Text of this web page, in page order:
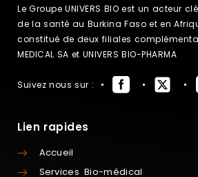
Le Groupe UNIVERS BIO est un acteur
de la santé au Burkina Faso et en
constitué de deux filiales
MEDICAL SA et UNIVERS BIO-PHARMA
Suivez nous sur :
Lien rapides
Accueil
Services Bio-médical